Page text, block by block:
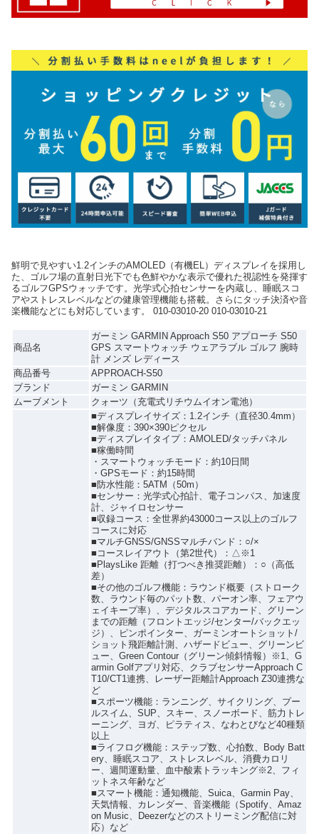
鮮明で見やすい1.2インチのAMOLED（有機EL）ディスプレイを採用し
た、ゴルフ場の直射日光下でも色鮮やかな表示で優れた視認性を発揮す
るゴルフGPSウォッチです。光学式心拍センサーを内蔵し、睡眠スコ
アやストレスレベルなどの健康管理機能も搭載。さらにタッチ決済や音
楽機能などにも対応しています。 010-03010-20 010-03010-21
商品名
ガーミン GARMIN Approach S50 アプローチ S50
GPS スマートウォッチ ウェアラブル ゴルフ 腕時
計 メンズ レディース
商品番号
APPROACH-S50
ブランド
ガーミン GARMIN
ムーブメント
クォーツ（充電式リチウムイオン電池）
■ディスプレイサイズ：1.2インチ（直径30.4mm）
■解像度：390×390ピクセル
■ディスプレイタイプ：AMOLED/タッチパネル
■稼働時間
・スマートウォッチモード：約10日間
・GPSモード：約15時間
■防水性能：5ATM（50m）
■センサー：光学式心拍計、電子コンパス、加速度
計、ジャイロセンサー
■収録コース：全世界約43000コース以上のゴルフ
コースに対応
■マルチGNSS/GNSSマルチバンド：○/×
■コースレイアウト（第2世代）：△※1
■PlaysLike 距離（打つべき推奨距離）：○（高低
差）
■その他のゴルフ機能：ラウンド概要（ストローク
数、ラウンド毎のパット数、パーオン率、フェアウ
ェイキープ率）、デジタルスコアカード、グリーン
までの距離（フロントエッジ/センター/バックエッ
ジ）、ピンポインター、ガーミンオートショット/
ショット飛距離計測、ハザードビュー、グリーンビ
ュー、Green Contour（グリーン傾斜情報）※1、G
armin Golfアプリ対応、クラブセンサーApproach C
T10/CT1連携、レーザー距離計Approach Z30連携な
ど
■スポーツ機能：ランニング、サイクリング、プー
ルスイム、SUP、スキー、スノーボード、筋力トレ
ーニング、ヨガ、ピラティス、なわとびなど40種類
以上
■ライフログ機能：ステップ数、心拍数、Body Batt
ery、睡眠スコア、ストレスレベル、消費カロリ
ー、週間運動量、血中酸素トラッキング※2、フィ
ットネス年齢など
■スマート機能：通知機能、Suica、Garmin Pay、
天気情報、カレンダー、音楽機能（Spotify、Amaz
on Music、Deezerなどのストリーミング配信に対
応）など